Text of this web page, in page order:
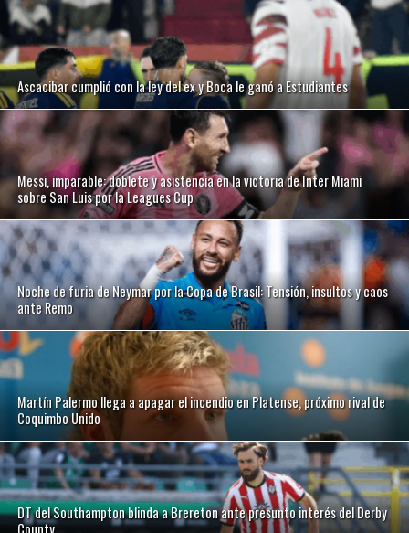
Ascacibar cumplió con la ley del ex y Boca le ganó a Estudiantes
Messi, imparable: doblete y asistencia en la victoria de Inter Miami
sobre San Luis por la Leagues Cup
Noche de furia de Neymar por la Copa de Brasil: Tensión, insultos y caos
ante Remo
Martín Palermo llega a apagar el incendio en Platense, próximo rival de
Coquimbo Unido
DT del Southampton blinda a Brereton ante presunto interés del Derby
County